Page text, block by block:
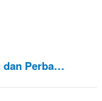
dan Perba…